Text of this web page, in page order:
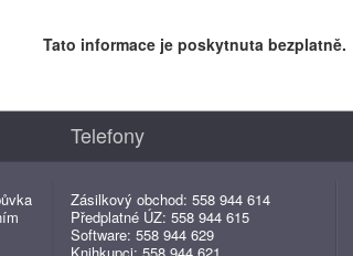
Tato informace je poskytnuta bezplatně.
Telefony
Zásilkový obchod: 558 944 614
Předplatné ÚZ: 558 944 615
Software: 558 944 629